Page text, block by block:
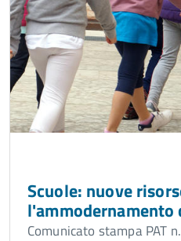
Scuole: nuove
Comunicato stampa